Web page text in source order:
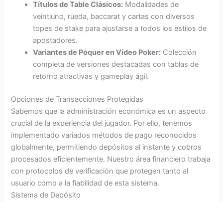
Títulos de Table Clásicos: Modalidades de
veintiuno, rueda, baccarat y cartas con diversos
topes de stake para ajustarse a todos los estilos de
apostadores.
Variantes de Póquer en Video Poker: Colección
completa de versiones destacadas con tablas de
retorno atractivas y gameplay ágil.
Opciones de Transacciones Protegidas
Sabemos que la administración económica es un aspecto
crucial de la experiencia del jugador. Por ello, tenemos
implementado variados métodos de pago reconocidos
globalmente, permitiendo depósitos al instante y cobros
procesados eficientemente. Nuestro área financiero trabaja
con protocolos de verificación que protegen tanto al
usuario como a la fiabilidad de esta sistema.
Sistema de Depósito